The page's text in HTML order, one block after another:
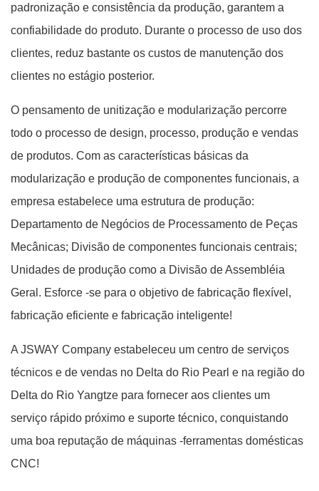
padronização e consistência da produção, garantem a
confiabilidade do produto. Durante o processo de uso dos
clientes, reduz bastante os custos de manutenção dos
clientes no estágio posterior.
O pensamento de unitização e modularização percorre
todo o processo de design, processo, produção e vendas
de produtos. Com as características básicas da
modularização e produção de componentes funcionais, a
empresa estabelece uma estrutura de produção:
Departamento de Negócios de Processamento de Peças
Mecânicas; Divisão de componentes funcionais centrais;
Unidades de produção como a Divisão de Assembléia
Geral. Esforce -se para o objetivo de fabricação flexível,
fabricação eficiente e fabricação inteligente!
A JSWAY Company estabeleceu um centro de serviços
técnicos e de vendas no Delta do Rio Pearl e na região do
Delta do Rio Yangtze para fornecer aos clientes um
serviço rápido próximo e suporte técnico, conquistando
uma boa reputação de máquinas -ferramentas domésticas
CNC!